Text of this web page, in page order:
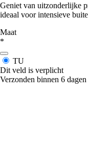
Geniet van uitzonderlijke
ideaal voor intensieve
Maat
*
TU
Dit veld is verplicht
Verzonden binnen 6 dagen